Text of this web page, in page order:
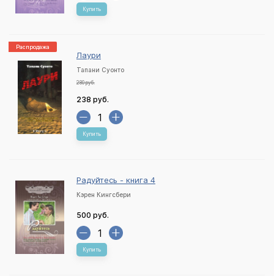
Купить
Распродажа
Лаури
Тапани Суонто
280 руб.
238 руб.
Купить
Радуйтесь - книга 4
Кэрен Кингсбери
500 руб.
Купить